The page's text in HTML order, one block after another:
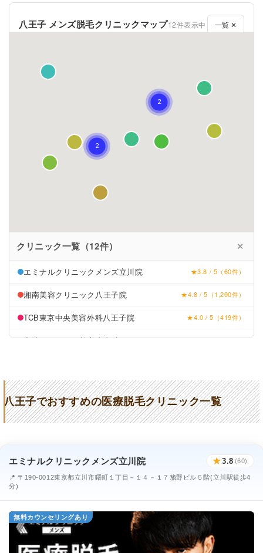
八王子 メンズ脱毛クリニックマップ12件表示中 一覧 ✕
クリニック一覧（12件） ✕
エミナルクリニックメンズ立川院 ★3.8 / 5（60件）
湘南美容クリニック八王子院 ★4.8 / 5（1,290件）
TCB東京中央美容外科八王子院 ★4.0 / 5（419件）
中濵クリニック美容皮膚科 ★4.4 / 5（248件）
奥野医院美容皮膚科 ★3.7 / 5（26件）
今井皮フ科形成外科クリニック ★3.1 / 5（126件）
かどた皮ふ科・形成外科 ★2.6 / 5（108件）
まちこ皮膚科クリニック ★3.8 / 5（184件）
恋ヶ窪皮膚科クリニック ★3.6 / 5（20件）
八王子でおすすめの医療脱毛クリニック一覧
エミナルクリニックメンズ立川院 ★3.8 (60)
📍 〒190-0012東京都立川市曙町１丁目－１４－１７籏野ビル５階(立川駅徒歩4
分)
無料カウンセリングあり